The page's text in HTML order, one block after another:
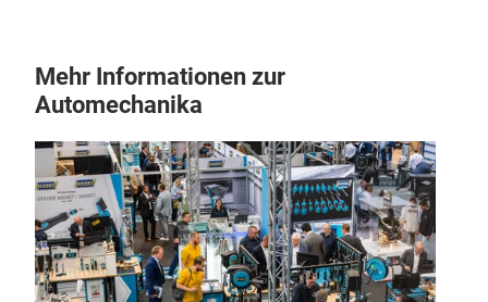
Mehr Informationen zur
Automechanika